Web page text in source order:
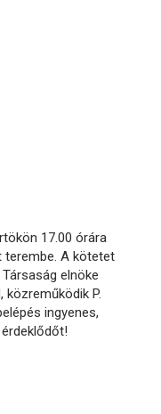
17.00 órára
terembe. A kötetet
elnöke
P.
ingyenes,